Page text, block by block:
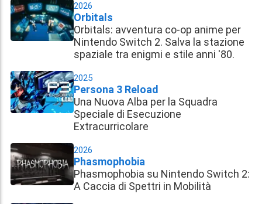
2026
Orbitals
Orbitals: avventura co-op anime per
Nintendo Switch 2. Salva la stazione
spaziale tra enigmi e stile anni '80.
2025
Persona 3 Reload
Una Nuova Alba per la Squadra
Speciale di Esecuzione
Extracurricolare
2026
Phasmophobia
Phasmophobia su Nintendo Switch 2:
A Caccia di Spettri in Mobilità